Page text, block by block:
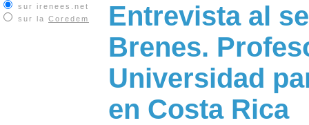
sur irenees.net
sur la Coredem
Entrevista al
Brenes.
Universidad
en Costa Rica